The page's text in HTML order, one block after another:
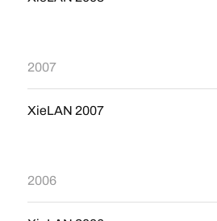
2007
XieLAN 2007
2006